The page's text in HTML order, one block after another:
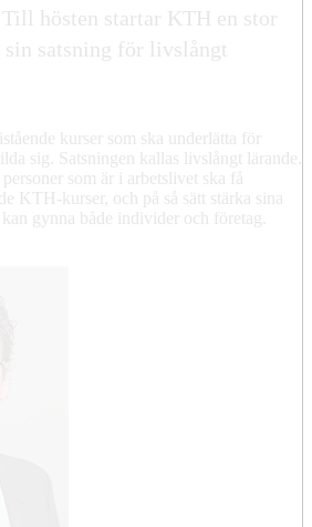
hösten startar KTH en stor
satsning för livslångt
kurser som ska underlätta för
sig. Satsningen kallas livslångt lärande.
som är i arbetslivet ska få
KTH-kurser, och på så sätt stärka sina
gynna både individer och företag.